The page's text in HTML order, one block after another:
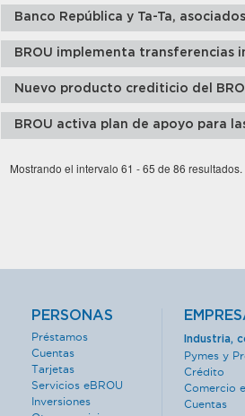
Banco República y Ta-Ta,
BROU implementa transferencias
Nuevo producto crediticio del
BROU activa plan de apoyo para
Mostrando el intervalo 61 - 65 de 86 resultados.
PERSONAS
Préstamos
Cuentas
Tarjetas
Servicios eBROU
Inversiones
Industria,
Pymes y
Crédito
Comercio
Cuentas